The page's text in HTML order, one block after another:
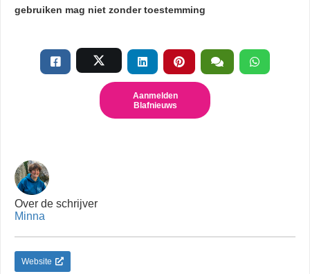
gebruiken mag niet zonder toestemming
Aanmelden
Blafnieuws
Over de schrijver
Minna
Website